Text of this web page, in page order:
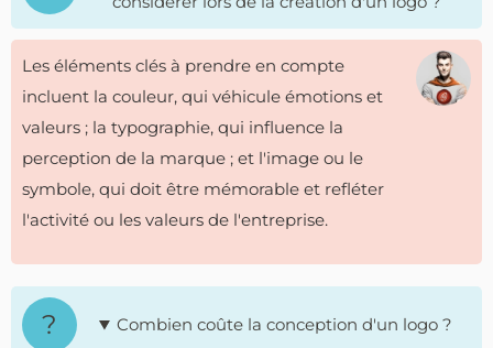
Les éléments clés à prendre en compte
incluent la couleur, qui véhicule émotions et
valeurs ; la typographie, qui influence la
perception de la marque ; et l'image ou le
symbole, qui doit être mémorable et refléter
l'activité ou les valeurs de l'entreprise.
Combien coûte la conception d'un logo ?